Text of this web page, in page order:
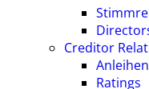
Creditor
Anleihen
Ratings